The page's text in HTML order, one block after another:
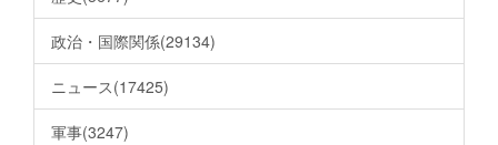
政治・国際関係(29134)
ニュース(17425)
軍事(3247)